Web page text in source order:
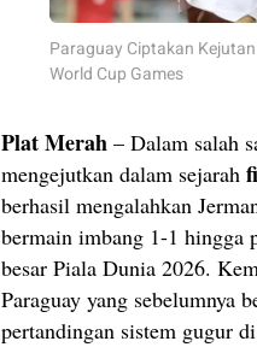
Paraguay Ciptakan
World Cup Games
Plat Merah – Dalam salah
mengejutkan dalam sejarah
berhasil mengalahkan
bermain imbang 1-1 hingga
besar Piala Dunia 2026.
Paraguay yang sebelumnya
pertandingan sistem gugur